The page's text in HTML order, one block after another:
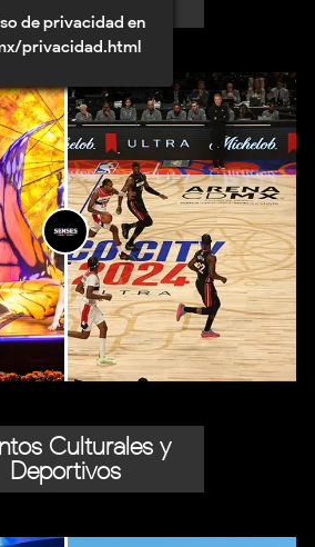
de privacidad en
privacidad.html
Culturales y
Deportivos